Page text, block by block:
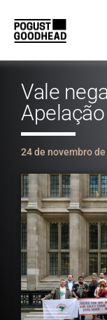
Vale
Apelação
24 de novembro